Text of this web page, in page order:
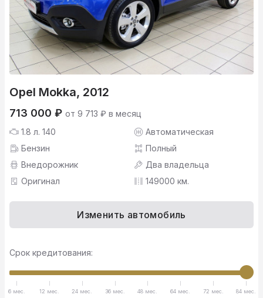
Opel Mokka, 2012
713 000 ₽ от 9 713 ₽ в месяц
1.8 л. 140
Автоматическая
Бензин
Полный
Внедорожник
Два владельца
Оригинал
149000 км.
Изменить автомобиль
Срок кредитования:
6 мес. 12 мес. 24 мес. 36 мес. 48 мес. 64 мес. 72 мес. 84 мес.